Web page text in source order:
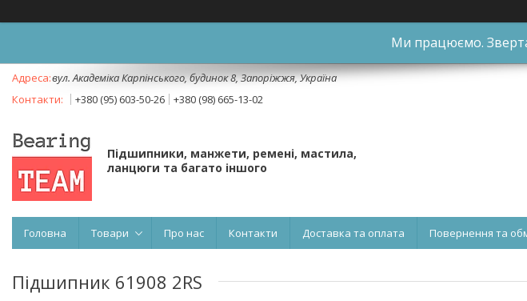
Ми працюємо.
вул. Академіка Карпінського, будинок 8, Запоріжжя, Україна
+380 (95) 603-50-26
+380 (98) 665-13-02
Підшипники, манжети, ремені, мастила,
ланцюги та багато іншого
Головна Товари Про нас Контакти Доставка та оплата Повернення та
Підшипник 61908 2RS